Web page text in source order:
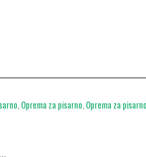
,Oprema za pisarno,Oprema za pisarno